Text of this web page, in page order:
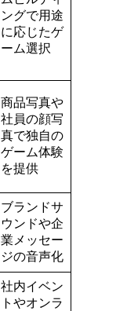
ングで用途
に応じたゲ
ーム選択
商品写真や
社員の顔写
真で独自の
ゲーム体験
を提供
ブランドサ
ウンドや企
業メッセー
ジの音声化
社内イベン
トやオンラ